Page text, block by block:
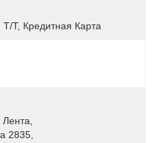
T, Кредитная Карта
2835